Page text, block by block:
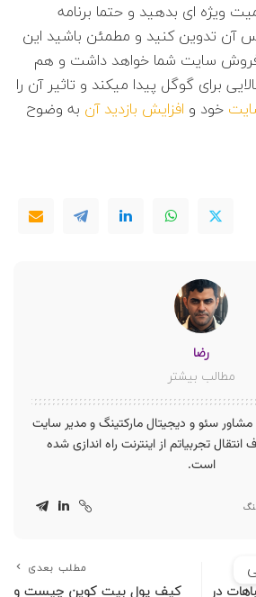
ویژه ای بدهید و حتما برنامه
آن تدوین کنید و مطمئن باشید این
فروش سایت شما خواهد داشت و هم
برای گوگل پیدا میکند و تاثیر آن را
خود و افزایش بازدید آن به وضوح
رضا
مطالب بیشتر
سئو و دیجیتال مارکتینگ و مدیر سایت
تجربیاتم از اینترنت راه اندازی شده
است.
در
مطلب بعدی
کیف پول بیت کوین چیست و